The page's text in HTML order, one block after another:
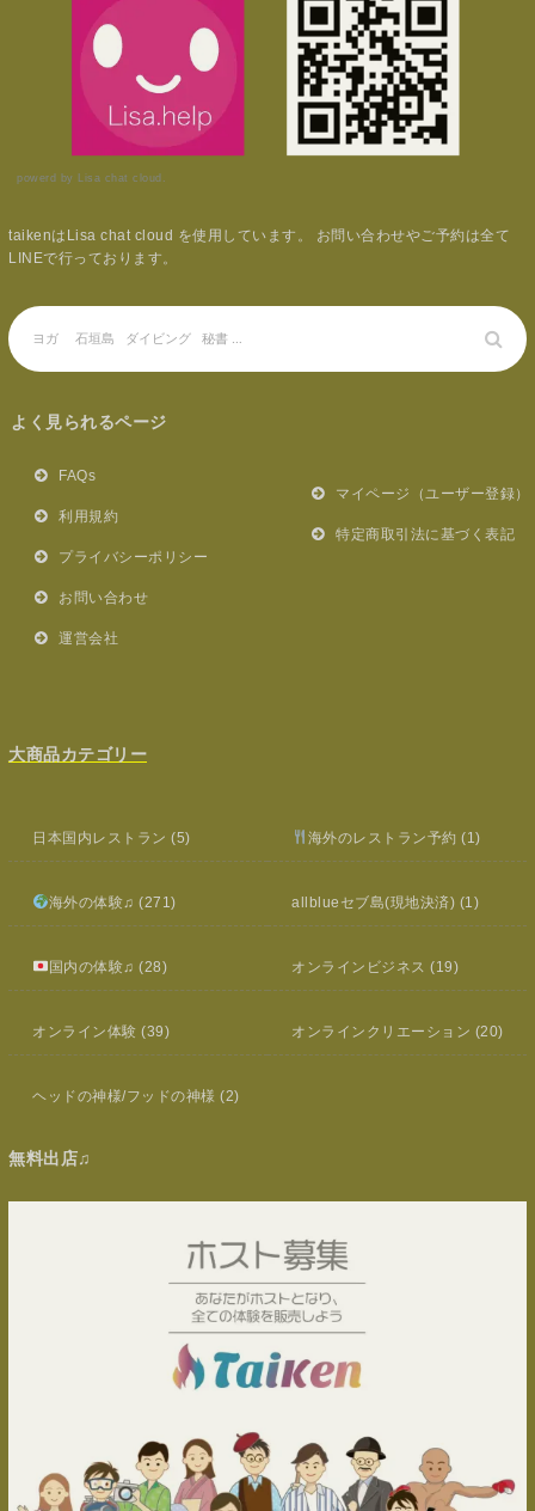
powerd by Lisa chat cloud.
taikenはLisa chat cloud を使用しています。 お問い合わせやご予約は全て
LINEで行っております。
よく見られるページ
FAQs
利用規約
プライバシーポリシー
お問い合わせ
運営会社
マイページ（ユーザー登録）
特定商取引法に基づく表記
大商品カテゴリー
日本国内レストラン (5) 海外のレストラン予約 (1)
海外の体験♫ (271) allblueセブ島(現地決済) (1)
国内の体験♫ (28) オンラインビジネス (19)
オンライン体験 (39) オンラインクリエーション (20)
ヘッドの神様/フッドの神様 (2)
無料出店♫